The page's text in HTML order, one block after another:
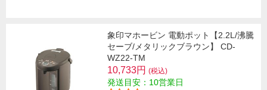
象印マホービン 電動ポット【2.2L/沸騰
セーブ/メタリックブラウン】 CD-
WZ22-TM
10,733円 (税込)
発送目安：10営業日